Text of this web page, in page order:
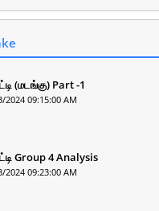
(மடங்கு) Part -1
2024 09:15:00 AM
Group 4 Analysis
2024 09:23:00 AM